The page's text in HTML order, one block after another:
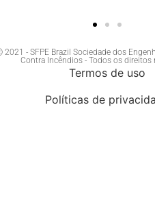
2021 - SFPE Brazil Sociedade dos
Contra Incêndios - Todos os direitos
Termos de uso
Políticas de